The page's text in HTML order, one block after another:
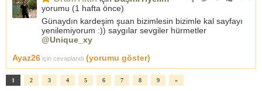
yorumu (1 hafta önce)
Günaydın kardeşim şuan bizimlesin bizimle kal sayfayı
yenilemiyorum :)) saygılar sevgiler hürmetler
@Unique_xy
Ayaz26 için cevaplandı (yorumu göster)
1 2 3 4 5 6 7 8 9 »